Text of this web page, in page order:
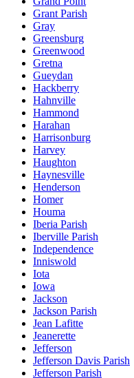
Grant Parish
Gray
Greensburg
Greenwood
Gretna
Gueydan
Hackberry
Hahnville
Hammond
Harahan
Harrisonburg
Harvey
Haughton
Haynesville
Henderson
Homer
Houma
Iberia Parish
Iberville Parish
Independence
Inniswold
Iota
Iowa
Jackson
Jackson Parish
Jean Lafitte
Jeanerette
Jefferson
Jefferson Davis Parish
Jefferson Parish